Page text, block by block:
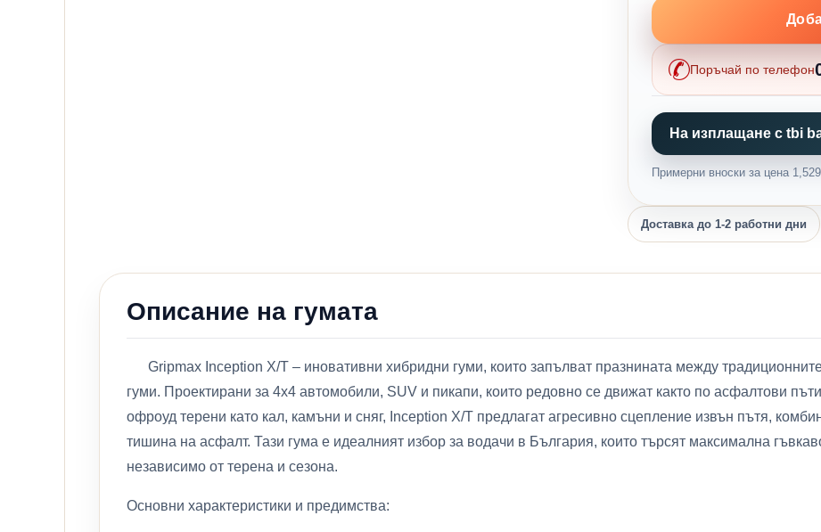
Поръчай по телефон
На изплащане с tbi
Примерни вноски за цена
Доставка до 1-2 работни дни
Описание на гумата
Gripmax Inception X/T – иновативни хибридни гуми, които запълват празнината между
гуми. Проектирани за 4x4 автомобили, SUV и пикапи, които редовно се движат както по асфалтови
офроуд терени като кал, камъни и сняг, Inception X/T предлагат агресивно сцепление извън пътя,
тишина на асфалт. Тази гума е идеалният избор за водачи в България, които търсят максимална
независимо от терена и сезона.
Основни характеристики и предимства: